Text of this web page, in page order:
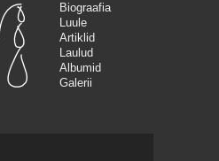
Biograafia
Luule
Artiklid
Laulud
Albumid
Galerii